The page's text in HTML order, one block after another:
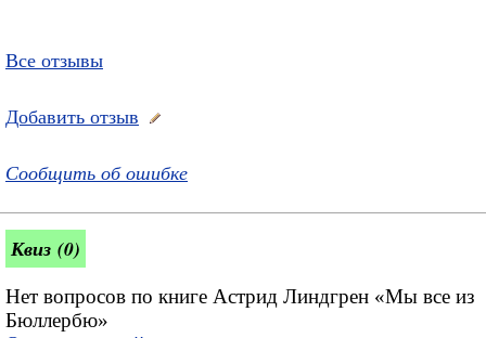
Все отзывы
Добавить отзыв
Сообщить об ошибке
Квиз (0)
Нет вопросов по книге Астрид Линдгрен «Мы все из
Бюллербю»